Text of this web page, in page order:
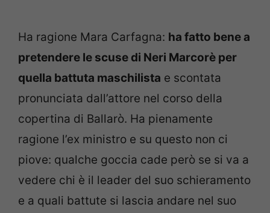
Ha ragione Mara Carfagna: ha fatto bene a
pretendere le scuse di Neri Marcorè per
quella battuta maschilista e scontata
pronunciata dall’attore nel corso della
copertina di Ballarò. Ha pienamente
ragione l’ex ministro e su questo non ci
piove: qualche goccia cade però se si va a
vedere chi è il leader del suo schieramento
e a quali battute si lascia andare nel suo